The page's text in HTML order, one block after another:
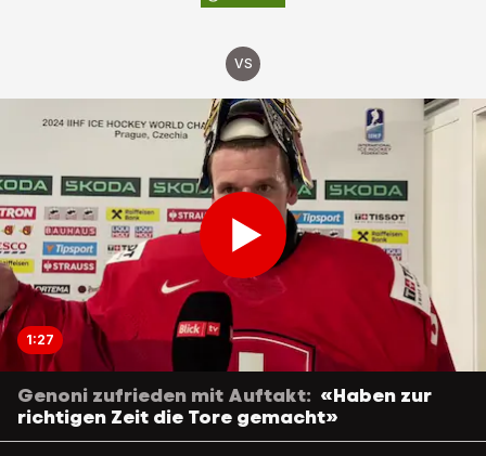
VS
1:27
Genoni zufrieden mit Auftakt: «Haben zur
richtigen Zeit die Tore gemacht»